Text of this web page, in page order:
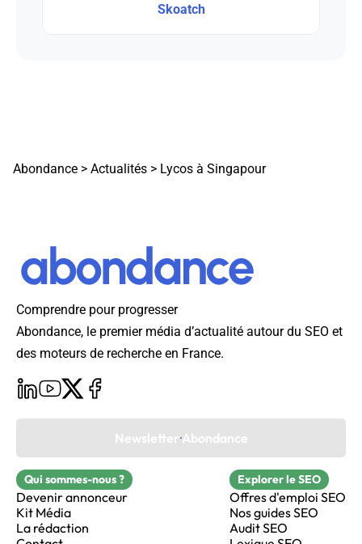
Skoatch
Abondance > Actualités > Lycos à Singapour
Comprendre pour progresser
Abondance, le premier média d’actualité autour du SEO et
des moteurs de recherche en France.
Newsletter Abondance
Qui sommes-nous ?
Devenir annonceur
Kit Média
La rédaction
Explorer le SEO
Offres d'emploi SEO
Nos guides SEO
Audit SEO